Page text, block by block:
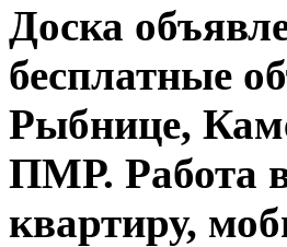
Доска
бесплатные
Рыбнице,
ПМР. Работа
квартиру,